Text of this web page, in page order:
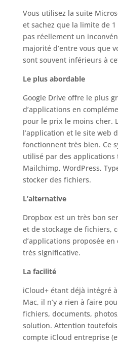
Vous utilisez la suite
et sachez que la limite de
pas réellement un
majorité d’entre vous que
sont souvent inférieurs à
Le plus abordable
Google Drive offre le plus
d’applications en
pour le prix le moins cher.
l’application et le site web
fonctionnent très bien. Ce
utilisé par des applications
Mailchimp, WordPress,
stocker des fichiers.
L’alternative
Dropbox est un très bon
et de stockage de fichiers,
d’applications proposée en
très significative.
La facilité
iCloud+ étant déjà intégré
Mac, il n’y a rien à faire
fichiers, documents,
solution. Attention toutefois
compte iCloud entreprise